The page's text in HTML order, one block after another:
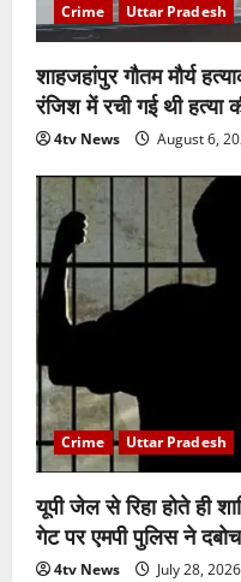
Crime Uttar Pradesh
शाहजहांपुर गौतम मौर्य
रंजिश में रची गई थी हत्या
4tv News August 6,
Crime Uttar Pradesh
यूपी जेल से रिहा होते ही
गेट पर एमपी पुलिस ने
4tv News July 28, 2026